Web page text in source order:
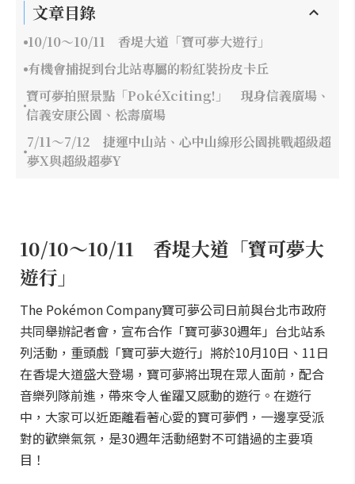
文章目錄
10/10～10/11 香堤大道「寶可夢大遊行」
有機會捕捉到台北站專屬的粉紅裝扮皮卡丘
寶可夢拍照景點「PokéXciting!」 現身信義廣場、
信義安康公園、松壽廣場
7/11～7/12 捷運中山站、心中山線形公園挑戰超級超
夢X與超級超夢Y
10/10～10/11 香堤大道「寶可夢大
遊行」
The Pokémon Company寶可夢公司日前與台北市政府
共同舉辦記者會，宣布合作「寶可夢30週年」台北站系
列活動，重頭戲「寶可夢大遊行」將於10月10日、11日
在香堤大道盛大登場，寶可夢將出現在眾人面前，配合
音樂列隊前進，帶來令人雀躍又感動的遊行。在遊行
中，大家可以近距離看著心愛的寶可夢們，一邊享受派
對的歡樂氣氛，是30週年活動絕對不可錯過的主要項
目！